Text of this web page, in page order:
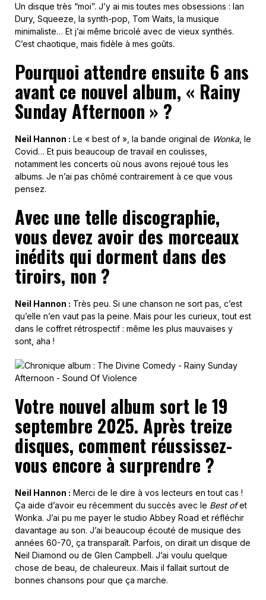
Un disque très “moi”. J’y ai mis toutes mes obsessions : Ian
Dury, Squeeze, la synth-pop, Tom Waits, la musique
minimaliste… Et j’ai même bricolé avec de vieux synthés.
C’est chaotique, mais fidèle à mes goûts.
Pourquoi attendre ensuite 6 ans
avant ce nouvel album, « Rainy
Sunday Afternoon » ?
Neil Hannon : Le « best of », la bande original de Wonka, le
Covid… Et puis beaucoup de travail en coulisses,
notamment les concerts où nous avons rejoué tous les
albums. Je n’ai pas chômé contrairement à ce que vous
pensez.
Avec une telle discographie,
vous devez avoir des morceaux
inédits qui dorment dans des
tiroirs, non ?
Neil Hannon : Très peu. Si une chanson ne sort pas, c’est
qu’elle n’en vaut pas la peine. Mais pour les curieux, tout est
dans le coffret rétrospectif : même les plus mauvaises y
sont, aha !
Votre nouvel album sort le 19
septembre 2025. Après treize
disques, comment réussissez-
vous encore à surprendre ?
Neil Hannon : Merci de le dire à vos lecteurs en tout cas !
Ça aide d’avoir eu récemment du succès avec le Best ofet
Wonka. J’ai pu me payer le studio Abbey Road et réfléchir
davantage au son. J’ai beaucoup écouté de musique des
années 60-70, ça transparaît. Parfois, on dirait un disque de
Neil Diamond ou de Glen Campbell. J’ai voulu quelque
chose de beau, de chaleureux. Mais il fallait surtout de
bonnes chansons pour que ça marche.